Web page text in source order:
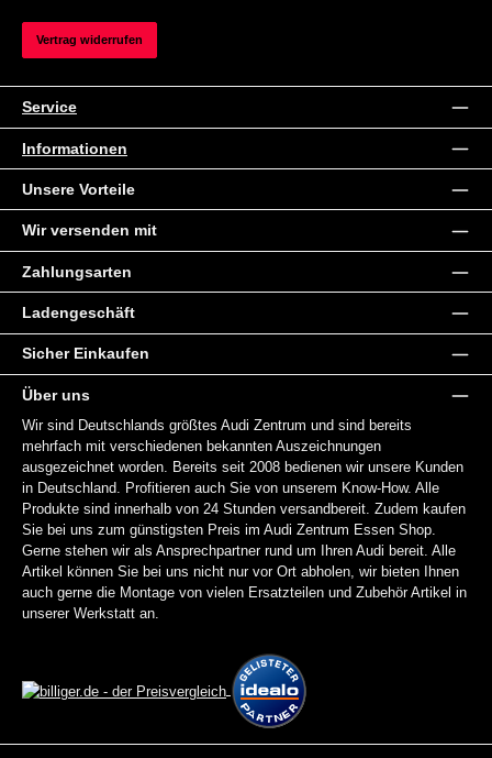
Vertrag widerrufen
Service
Informationen
Unsere Vorteile
Wir versenden mit
Zahlungsarten
Ladengeschäft
Sicher Einkaufen
Über uns
Wir sind Deutschlands größtes Audi Zentrum und sind bereits
mehrfach mit verschiedenen bekannten Auszeichnungen
ausgezeichnet worden. Bereits seit 2008 bedienen wir unsere Kunden
in Deutschland. Profitieren auch Sie von unserem Know-How. Alle
Produkte sind innerhalb von 24 Stunden versandbereit. Zudem kaufen
Sie bei uns zum günstigsten Preis im Audi Zentrum Essen Shop.
Gerne stehen wir als Ansprechpartner rund um Ihren Audi bereit. Alle
Artikel können Sie bei uns nicht nur vor Ort abholen, wir bieten Ihnen
auch gerne die Montage von vielen Ersatzteilen und Zubehör Artikel in
unserer Werkstatt an.